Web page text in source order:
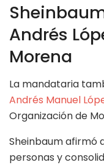
Andrés
Morena
La mandataria
Andrés Manuel
Organización de
Sheinbaum afirmó
personas y